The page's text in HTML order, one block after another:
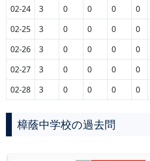
02-24
3 0 0 0 0
02-25
3 0 0 0 0
02-26
3 0 0 0 0
02-27
3 0 0 0 0
02-28
3 0 0 0 0
樟蔭中学校の過去問